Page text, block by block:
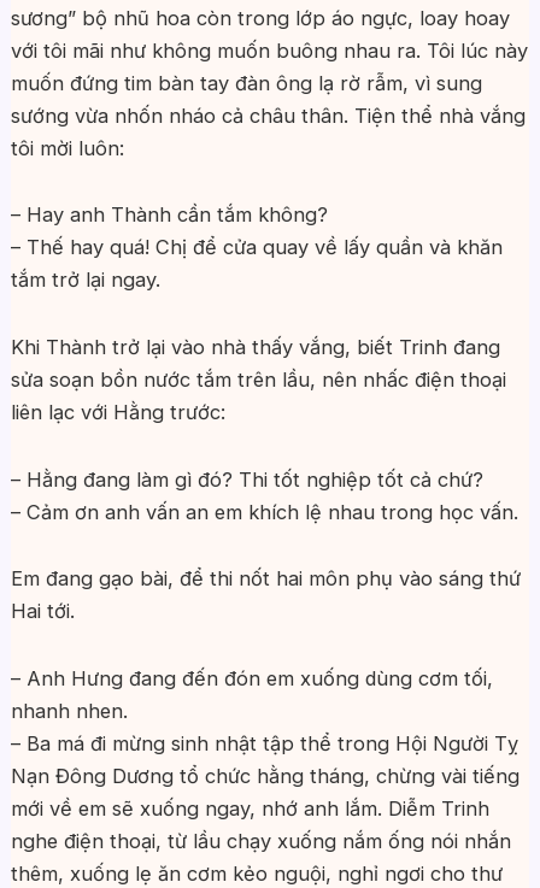
sương” bộ nhũ hoa còn trong lớp áo ngực, loay hoay
với tôi mãi như không muốn buông nhau ra. Tôi lúc này
muốn đứng tim bàn tay đàn ông lạ rờ rẫm, vì sung
sướng vừa nhốn nháo cả châu thân. Tiện thể nhà vắng
tôi mời luôn:
– Hay anh Thành cần tắm không?
– Thế hay quá! Chị để cửa quay về lấy quần và khăn
tắm trở lại ngay.
Khi Thành trở lại vào nhà thấy vắng, biết Trinh đang
sửa soạn bồn nước tắm trên lầu, nên nhấc điện thoại
liên lạc với Hằng trước:
– Hằng đang làm gì đó? Thi tốt nghiệp tốt cả chứ?
– Cảm ơn anh vấn an em khích lệ nhau trong học vấn.
Em đang gạo bài, để thi nốt hai môn phụ vào sáng thứ
Hai tới.
– Anh Hưng đang đến đón em xuống dùng cơm tối,
nhanh nhen.
– Ba má đi mừng sinh nhật tập thể trong Hội Người Tỵ
Nạn Đông Dương tổ chức hằng tháng, chừng vài tiếng
mới về em sẽ xuống ngay, nhớ anh lắm. Diễm Trinh
nghe điện thoại, từ lầu chạy xuống nắm ống nói nhắn
thêm, xuống lẹ ăn cơm kẻo nguội, nghỉ ngơi cho thư